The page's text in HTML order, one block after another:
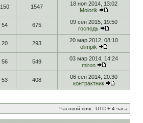
150 1547
18 ноя 2014, 13:02
Molorik
54 675
09 сен 2015, 19:50
господь
20 293
20 мар 2012, 08:10
olimpik
56 549
03 мар 2014, 14:24
miron
53 408
06 сен 2014, 20:30
контрактник
Часовой пояс: UTC + 4 часа